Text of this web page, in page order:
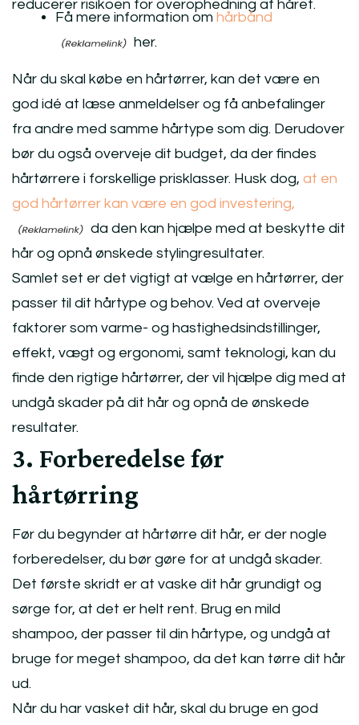
reducerer risikoen for overophedning af håret.
Få mere information om hårbånd
her.
Når du skal købe en hårtørrer, kan det være en
god idé at læse anmeldelser og få anbefalinger
fra andre med samme hårtype som dig. Derudover
bør du også overveje dit budget, da der findes
hårtørrere i forskellige prisklasser. Husk dog, at en
god hårtørrer kan være en god investering,
da den kan hjælpe med at beskytte dit
hår og opnå ønskede stylingresultater.
Samlet set er det vigtigt at vælge en hårtørrer, der
passer til dit hårtype og behov. Ved at overveje
faktorer som varme- og hastighedsindstillinger,
effekt, vægt og ergonomi, samt teknologi, kan du
finde den rigtige hårtørrer, der vil hjælpe dig med at
undgå skader på dit hår og opnå de ønskede
resultater.
3. Forberedelse før
hårtørring
Før du begynder at hårtørre dit hår, er der nogle
forberedelser, du bør gøre for at undgå skader.
Det første skridt er at vaske dit hår grundigt og
sørge for, at det er helt rent. Brug en mild
shampoo, der passer til din hårtype, og undgå at
bruge for meget shampoo, da det kan tørre dit hår
ud.
Når du har vasket dit hår, skal du bruge en god